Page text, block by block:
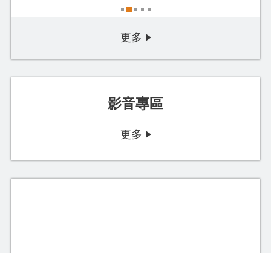
「2026臺中市逍遙音樂町─...
更多
影音專區
更多